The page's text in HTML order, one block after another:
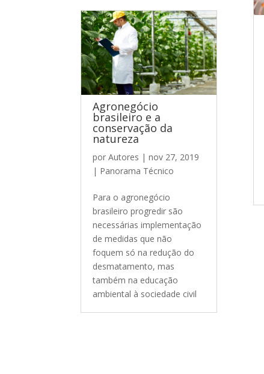
Agronegócio
brasileiro e a
conservação da
natureza
porAutores |nov 27, 2019
| Panorama Técnico
Para o agronegócio
brasileiro progredir são
necessárias implementação
de medidas que não
foquem só na redução do
desmatamento, mas
também na educação
ambiental à sociedade civil